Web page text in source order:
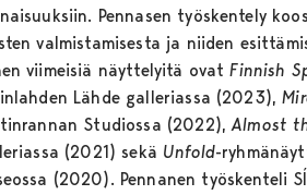
Pennasen työskentely
valmistamisesta ja niiden
viimeisiä näyttelyitä ovatFinnish
Lähde galleriassa (2023),
Studiossa (2022),Almost
(2021) sekä Unfold-
(2020). Pennanen työskenteli